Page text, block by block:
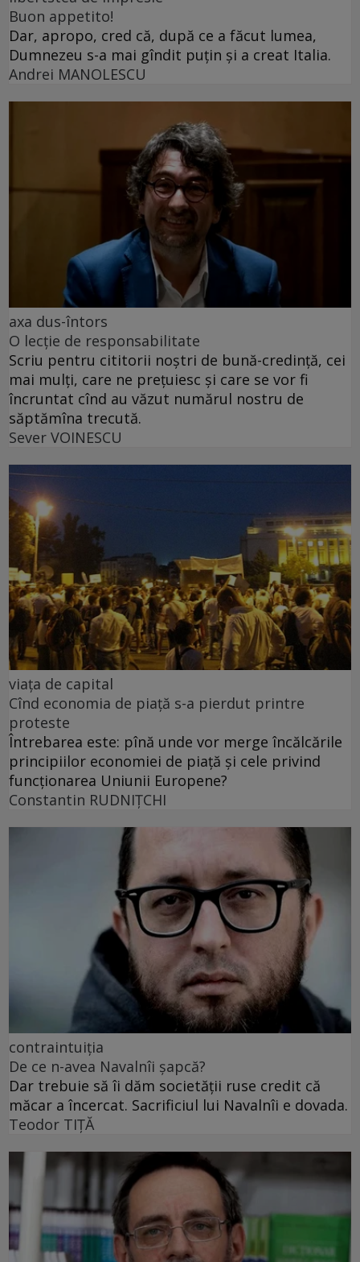
Buon appetito!
Dar, apropo, cred că, după ce a făcut lumea,
Dumnezeu s-a mai gîndit puțin și a creat Italia.
Andrei MANOLESCU
axa dus-întors
O lecție de responsabilitate
Scriu pentru cititorii noștri de bună-credință, cei
mai mulți, care ne prețuiesc și care se vor fi
încruntat cînd au văzut numărul nostru de
săptămîna trecută.
Sever VOINESCU
viața de capital
Cînd economia de piață s-a pierdut printre
proteste
Întrebarea este: pînă unde vor merge încălcările
principiilor economiei de piață și cele privind
funcționarea Uniunii Europene?
Constantin RUDNIŢCHI
contraintuiția
De ce n-avea Navalnîi șapcă?
Dar trebuie să îi dăm societății ruse credit că
măcar a încercat. Sacrificiul lui Navalnîi e dovada.
Teodor TIŢĂ